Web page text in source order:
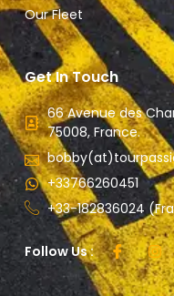
Our Fleet
Get In Touch
66 Avenue des
75008, France.
+33766260451
+33-182836024
Follow Us :